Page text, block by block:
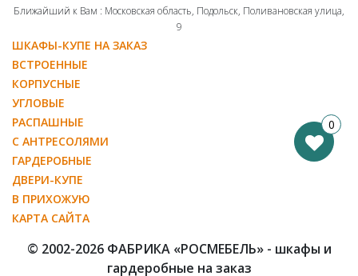
Ближайший к Вам : Московская область, Подольск, Поливановская улица,
9
ШКАФЫ-КУПЕ НА ЗАКАЗ
ВСТРОЕННЫЕ
КОРПУСНЫЕ
УГЛОВЫЕ
РАСПАШНЫЕ
С АНТРЕСОЛЯМИ
ГАРДЕРОБНЫЕ
ДВЕРИ-КУПЕ
В ПРИХОЖУЮ
КАРТА САЙТА
© 2002-2026 ФАБРИКА «РОСМЕБЕЛЬ» - шкафы и
гардеробные на заказ
0